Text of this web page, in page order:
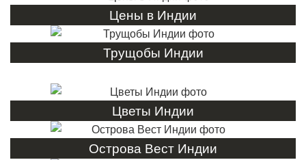
Цены в Индии
Трущобы Индии
Цветы Индии
Острова Вест Индии